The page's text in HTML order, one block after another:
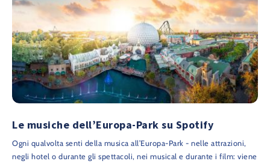
Le musiche dell’Europa-Park su Spotify
Ogni qualvolta senti della musica all’Europa-Park - nelle attrazioni,
negli hotel o durante gli spettacoli, nei musical e durante i film: viene